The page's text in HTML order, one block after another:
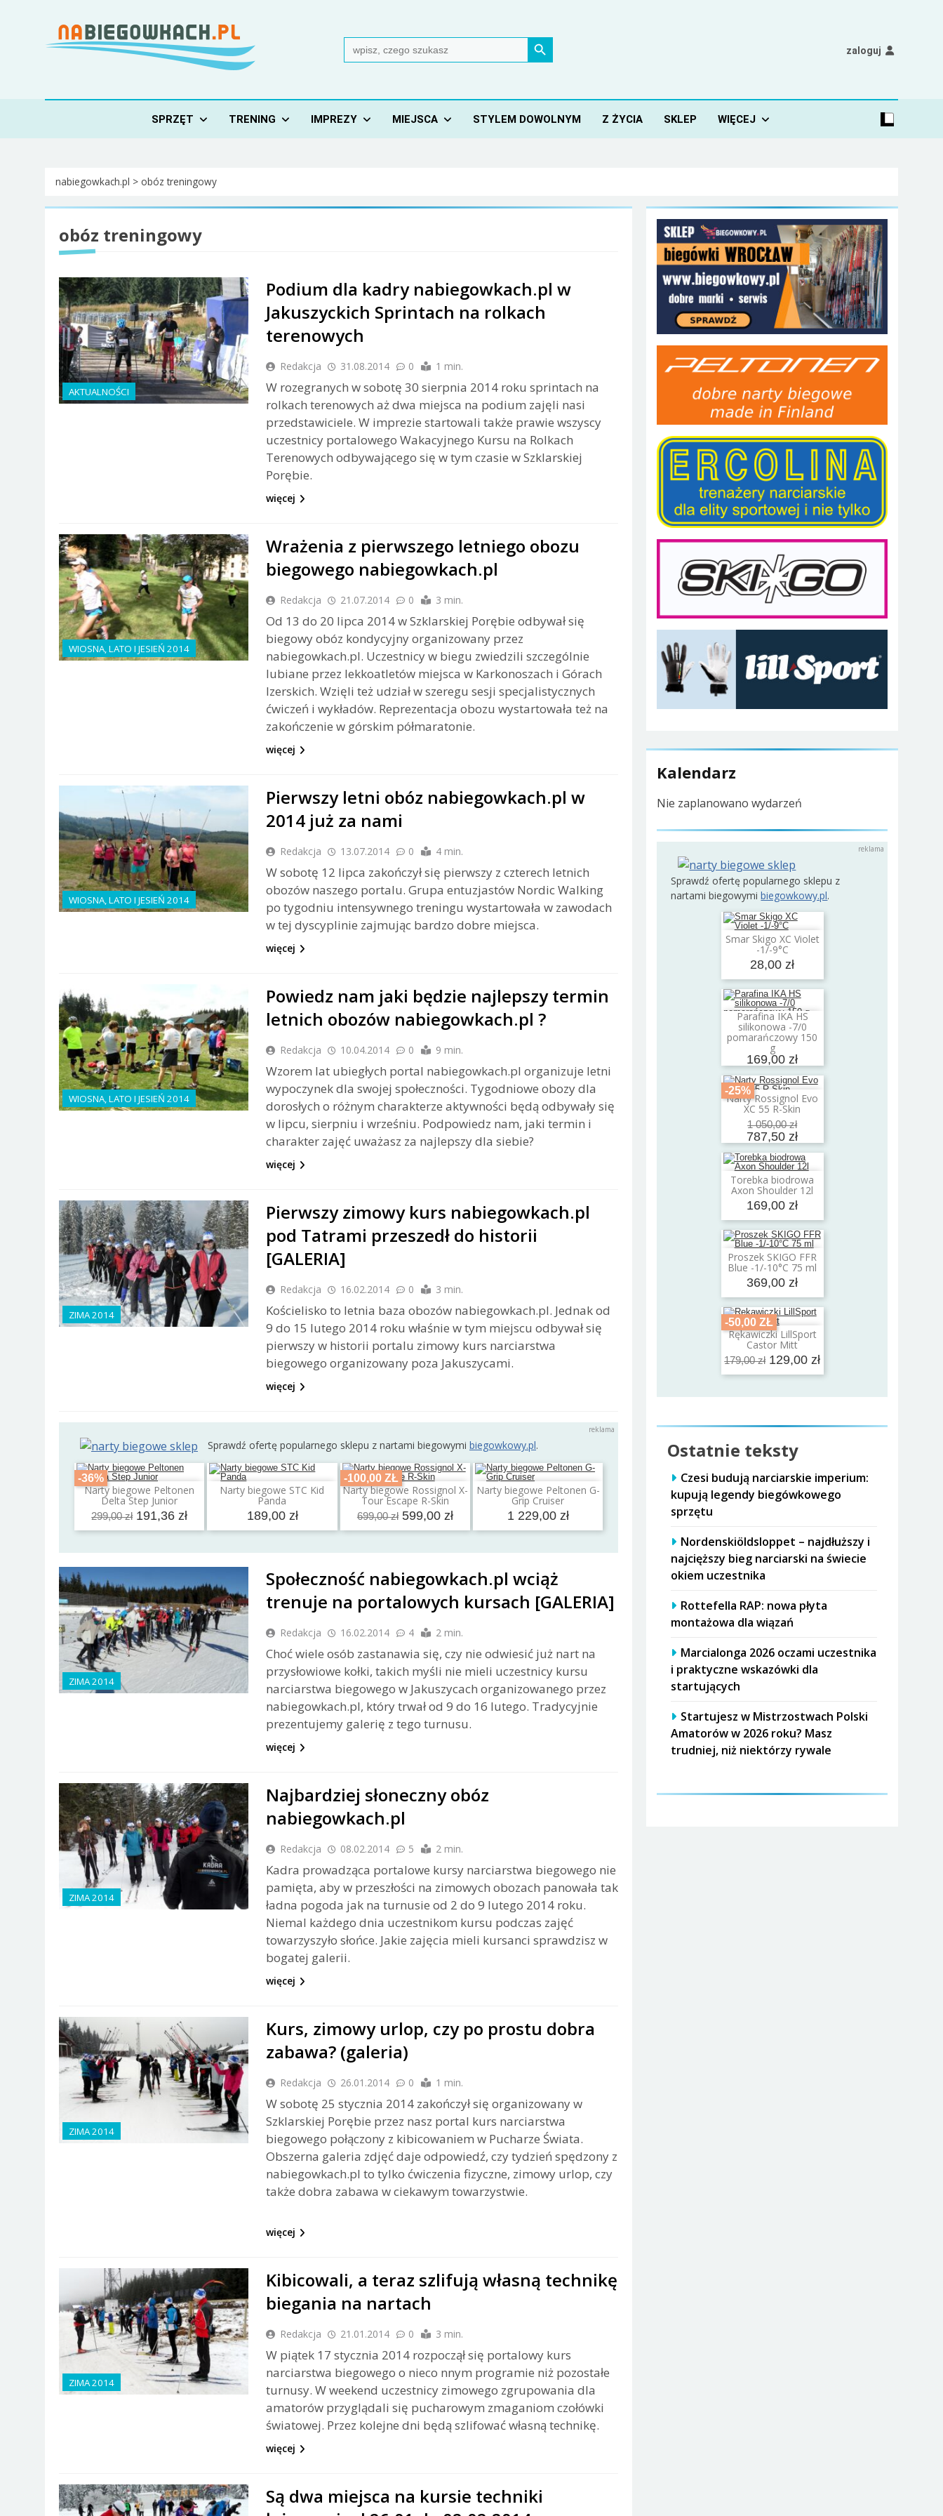
Nabiegowkach.pl
Search
for:
Search Button
zaloguj
SPRZĘT TRENING IMPREZY MIEJSCA STYLEM DOWOLNYM Z ŻYCIA SKLEP WIĘCEJ
nabiegowkach.pl > obóz treningowy
obóz treningowy
AKTUALNOŚCI
Podium dla kadry nabiegowkach.pl w
Jakuszyckich Sprintach na rolkach
terenowych
Redakcja 31.08.2014 0 1 min.
W rozegranych w sobotę 30 sierpnia 2014 roku sprintach na
rolkach terenowych aż dwa miejsca na podium zajęli nasi
przedstawiciele. W imprezie startowali także prawie wszyscy
uczestnicy portalowego Wakacyjnego Kursu na Rolkach
Terenowych odbywającego się w tym czasie w Szklarskiej
Porębie.
więcej
WIOSNA, LATO I JESIEŃ 2014
Wrażenia z pierwszego letniego obozu
biegowego nabiegowkach.pl
Redakcja 21.07.2014 0 3 min.
Od 13 do 20 lipca 2014 w Szklarskiej Porębie odbywał się
biegowy obóz kondycyjny organizowany przez
nabiegowkach.pl. Uczestnicy w biegu zwiedzili szczególnie
lubiane przez lekkoatletów miejsca w Karkonoszach i Górach
Izerskich. Wzięli też udział w szeregu sesji specjalistycznych
ćwiczeń i wykładów. Reprezentacja obozu wystartowała też na
zakończenie w górskim półmaratonie.
więcej
WIOSNA, LATO I JESIEŃ 2014
Pierwszy letni obóz nabiegowkach.pl w
2014 już za nami
Redakcja 13.07.2014 0 4 min.
W sobotę 12 lipca zakończył się pierwszy z czterech letnich
obozów naszego portalu. Grupa entuzjastów Nordic Walking
po tygodniu intensywnego treningu wystartowała w zawodach
w tej dyscyplinie zajmując bardzo dobre miejsca.
więcej
WIOSNA, LATO I JESIEŃ 2014
Powiedz nam jaki będzie najlepszy termin
letnich obozów nabiegowkach.pl ?
Redakcja 10.04.2014 0 9 min.
Wzorem lat ubiegłych portal nabiegowkach.pl organizuje letni
wypoczynek dla swojej społeczności. Tygodniowe obozy dla
dorosłych o różnym charakterze aktywności będą odbywały się
w lipcu, sierpniu i wrześniu. Podpowiedz nam, jaki termin i
charakter zajęć uważasz za najlepszy dla siebie?
więcej
ZIMA 2014
Pierwszy zimowy kurs nabiegowkach.pl
pod Tatrami przeszedł do historii
[GALERIA]
Redakcja 16.02.2014 0 3 min.
Kościelisko to letnia baza obozów nabiegowkach.pl. Jednak od
9 do 15 lutego 2014 roku właśnie w tym miejscu odbywał się
pierwszy w historii portalu zimowy kurs narciarstwa
biegowego organizowany poza Jakuszycami.
więcej
Sprawdź ofertę popularnego sklepu z nartami biegowymi biegowkowy.pl.
-36%
Narty biegowe Peltonen
Delta Step Junior
299,00 zł 191,36 zł
Dodaj do koszyka Narty biegowe STC Kid
Panda
189,00 zł
Dodaj do koszyka
-100,00 ZŁ
Narty biegowe Rossignol X-
Tour Escape R-Skin
699,00 zł 599,00 zł
Dodaj do koszyka Narty biegowe Peltonen G-
Grip Cruiser
1 229,00 zł
Dodaj do koszyka
ZIMA 2014
Społeczność nabiegowkach.pl wciąż
trenuje na portalowych kursach [GALERIA]
Redakcja 16.02.2014 4 2 min.
Choć wiele osób zastanawia się, czy nie odwiesić już nart na
przysłowiowe kołki, takich myśli nie mieli uczestnicy kursu
narciarstwa biegowego w Jakuszycach organizowanego przez
nabiegowkach.pl, który trwał od 9 do 16 lutego. Tradycyjnie
prezentujemy galerię z tego turnusu.
więcej
ZIMA 2014
Najbardziej słoneczny obóz
nabiegowkach.pl
Redakcja 08.02.2014 5 2 min.
Kadra prowadząca portalowe kursy narciarstwa biegowego nie
pamięta, aby w przeszłości na zimowych obozach panowała tak
ładna pogoda jak na turnusie od 2 do 9 lutego 2014 roku.
Niemal każdego dnia uczestnikom kursu podczas zajęć
towarzyszyło słońce. Jakie zajęcia mieli kursanci sprawdzisz w
bogatej galerii.
więcej
ZIMA 2014
Kurs, zimowy urlop, czy po prostu dobra
zabawa? (galeria)
Redakcja 26.01.2014 0 1 min.
W sobotę 25 stycznia 2014 zakończył się organizowany w
Szklarskiej Porębie przez nasz portal kurs narciarstwa
biegowego połączony z kibicowaniem w Pucharze Świata.
Obszerna galeria zdjęć daje odpowiedź, czy tydzień spędzony z
nabiegowkach.pl to tylko ćwiczenia fizyczne, zimowy urlop, czy
także dobra zabawa w ciekawym towarzystwie.
więcej
ZIMA 2014
Kibicowali, a teraz szlifują własną technikę
biegania na nartach
Redakcja 21.01.2014 0 3 min.
W piątek 17 stycznia 2014 rozpoczął się portalowy kurs
narciarstwa biegowego o nieco nnym programie niż pozostałe
turnusy. W weekend uczestnicy zimowego zgrupowania dla
amatorów przyglądali się pucharowym zmaganiom czołówki
światowej. Przez kolejne dni będą szlifować własną technikę.
więcej
Są dwa miejsca na kursie techniki
Kalendarz
Nie zaplanowano wydarzeń
Sprawdź ofertę popularnego sklepu z
nartami biegowymibiegowkowy.pl.
Smar Skigo XC Violet
-1/-9°C
28,00 zł
Dodaj do koszyka
Parafina IKA HS
silikonowa -7/0
pomarańczowy 150
g
169,00 zł
Dodaj do koszyka
-25%
Narty Rossignol Evo
XC 55 R-Skin
1 050,00 zł
787,50 zł
Dodaj do koszyka
Torebka biodrowa
Axon Shoulder 12l
169,00 zł
Dodaj do koszyka
Proszek SKIGO FFR
Blue -1/-10°C 75 ml
369,00 zł
Dodaj do koszyka
-50,00 ZŁ
Rękawiczki LillSport
Castor Mitt
179,00 zł 129,00 zł
Dodaj do koszyka
Ostatnie teksty
Czesi budują narciarskie imperium:
kupują legendy biegówkowego
sprzętu
Nordenskiöldsloppet – najdłuższy i
najcięższy bieg narciarski na świecie
okiem uczestnika
Rottefella RAP: nowa płyta
montażowa dla wiązań
Marcialonga 2026 oczami uczestnika
i praktyczne wskazówki dla
startujących
Startujesz w Mistrzostwach Polski
Amatorów w 2026 roku? Masz
trudniej, niż niektórzy rywale